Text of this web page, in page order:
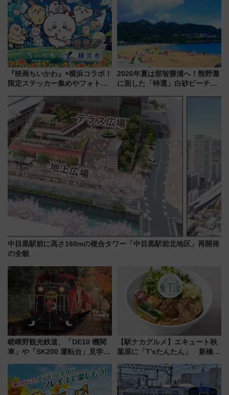
は2026年で引退
暇村のお得な日帰りプランも登
『映画ちいかわ』×横浜コラボ！
限定ステッカー集めやフォトス
いを満喫しよう（花火鑑賞会応
募は7/12まで！）
2026年夏は那智勝浦へ！熊野灘
に面した「特選」白砂ビーチは
会」は8月11日開催！
中目黒駅前に高さ160mの複合タワー「中目黒駅前北地区」再開発
の全貌
嵯峨野観光鉄道、「DE10 機関
車」や「SK200 運転台」見学ツ
トの一環で激レア体験できちゃ
うかも 参加方法やスケジュール
をご紹介
【駅ナカグルメ】エキュート秋
葉原に「T’sたんたん」 新橋に
饅」、オムライス専門店「肉と
たまご」新グルメ続々登場！
【2026年8月】